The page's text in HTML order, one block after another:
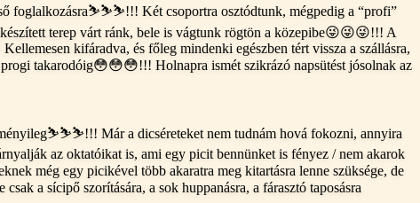
foglalkozásra⛷️⛷️⛷️!!! Két csoportra osztódtunk, mégpedig a “profi”
terep várt ránk, bele is vágtunk rögtön a közepibe😜😜😜!!! A
kifáradva, és főleg mindenki egészben tért vissza a szállásra,
takarodóig😳😳😳!!! Holnapra ismét szikrázó napsütést jósolnak az
Már a dicséreteket nem tudnám hová fokozni, annyira
az oktatóikat is, ami egy picit bennünket is fényez / nem akarok
még egy picikével több akaratra meg kitartásra lenne szüksége, de
a sícipő szorítására, a sok huppanásra, a fárasztó taposásra